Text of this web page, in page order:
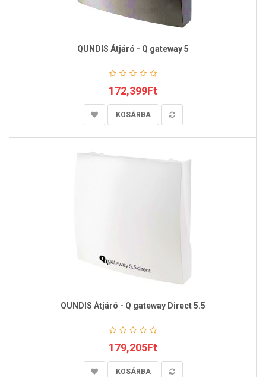
QUNDIS Átjáró - Q gateway 5
172,399Ft
KOSÁRBA
QUNDIS Átjáró - Q gateway Direct 5.5
179,205Ft
KOSÁRBA